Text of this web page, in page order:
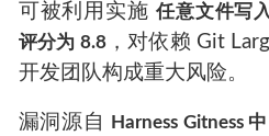
可被利用实施 任意文件写
评分为 8.8，对依赖 Git
开发团队构成重大风险。
漏洞源自 Harness Gitness